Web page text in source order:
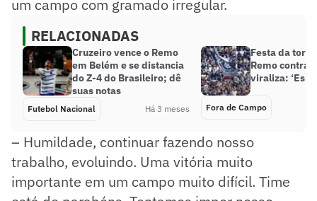
um campo com gramado irregular.
RELACIONADAS
Cruzeiro vence o Remo
em Belém e se distancia
do Z-4 do Brasileiro; dê
suas notas
Futebol Nacional Há 3 meses
Festa da
Remo contra
viraliza:
Fora de Campo
– Humildade, continuar fazendo nosso
trabalho, evoluindo. Uma vitória muito
importante em um campo muito difícil. Time